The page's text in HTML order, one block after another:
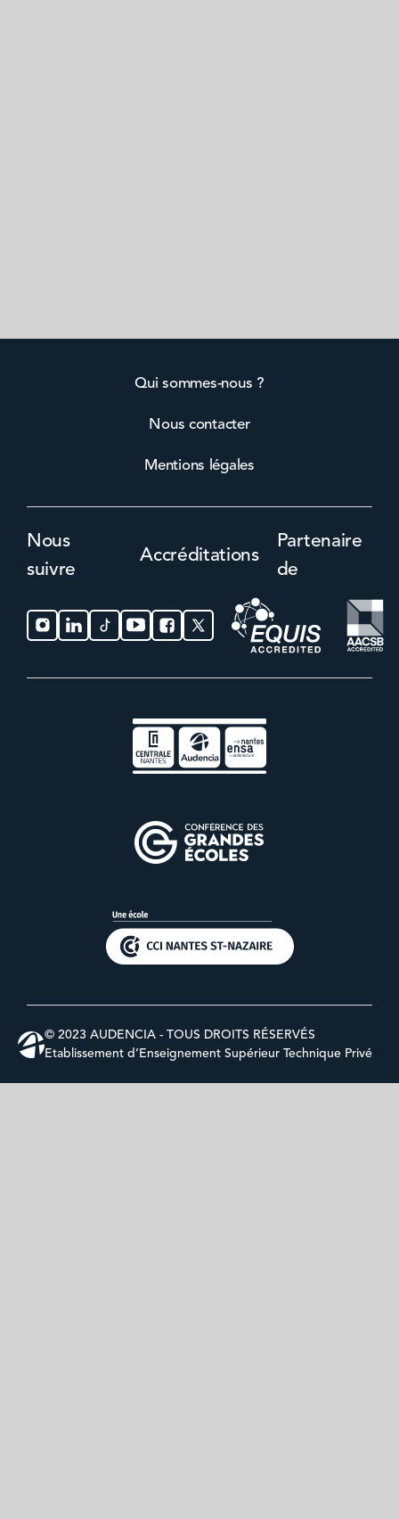
Qui sommes-nous ?
Nous contacter
Mentions légales
Nous
suivre
Accréditations
Partenaire
de
© 2023 AUDENCIA - TOUS DROITS RÉSERVÉS
Etablissement d’Enseignement Supérieur Technique Privé